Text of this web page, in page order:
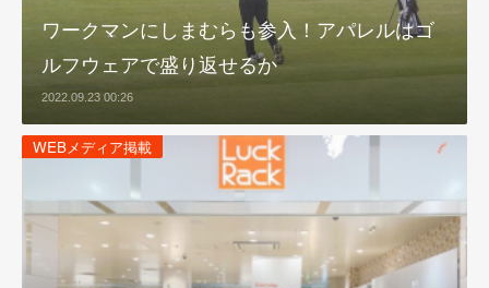
ワークマンにしまむらも参入！アパレルはゴ
ルフウェアで盛り返せるか
2022.09.23 00:26
WEBメディア掲載